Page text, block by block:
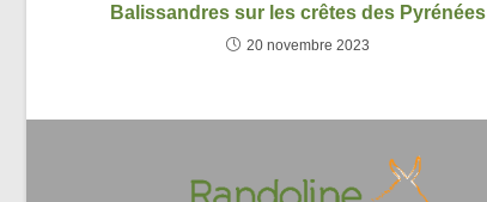
Balissandres sur les crêtes des Pyrénées
20 novembre 2023